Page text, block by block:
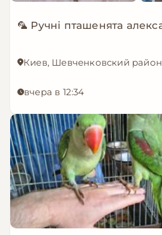
Киев, Шевченковский район
вчера в 12:34